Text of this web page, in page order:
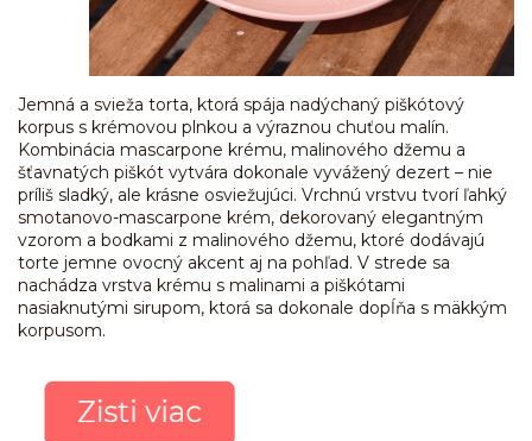
Jemná a svieža torta, ktorá spája nadýchaný piškótový
korpus s krémovou plnkou a výraznou chuťou malín.
Kombinácia mascarpone krému, malinového džemu a
šťavnatých piškót vytvára dokonale vyvážený dezert – nie
príliš sladký, ale krásne osviežujúci. Vrchnú vrstvu tvorí ľahký
smotanovo-mascarpone krém, dekorovaný elegantným
vzorom a bodkami z malinového džemu, ktoré dodávajú
torte jemne ovocný akcent aj na pohľad. V strede sa
nachádza vrstva krému s malinami a piškótami
nasiaknutými sirupom, ktorá sa dokonale dopĺňa s mäkkým
korpusom.